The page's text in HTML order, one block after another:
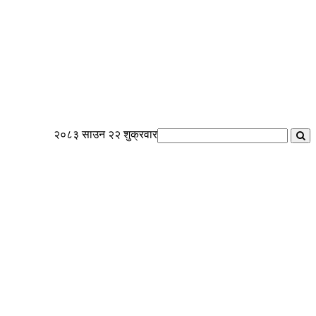
२०८३ साउन २२ शुक्रवार